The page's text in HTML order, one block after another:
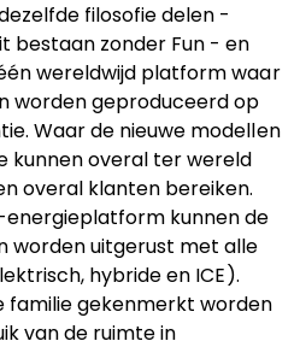
filosofie delen -
bestaan zonder Fun - en
wereldwijd platform waar
worden geproduceerd op
Waar de nieuwe modellen
kunnen overal ter wereld
overal klanten bereiken.
energieplatform kunnen de
worden uitgerust met alle
hybride en ICE).
familie gekenmerkt worden
van de ruimte in